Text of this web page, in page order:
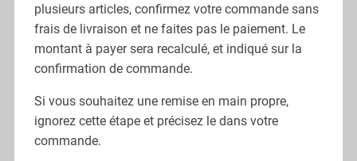
plusieurs articles, confirmez votre commande sans
frais de livraison et ne faites pas le paiement. Le
montant à payer sera recalculé, et indiqué sur la
confirmation de commande.
Si vous souhaitez une remise en main propre,
ignorez cette étape et précisez le dans votre
commande.